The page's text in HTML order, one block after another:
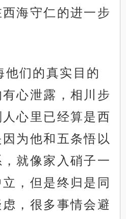
海守仁的进一步
他们的真实目的
心泄露，相川步
心里已经算是西
为他和五条悟以
就像家入硝子一
，但是终归是同
，很多事情会避